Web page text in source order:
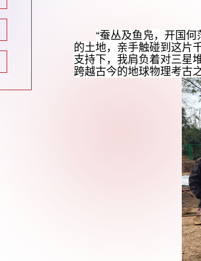
“蚕丛及鱼凫，开国
的土地，亲手触碰到这片
支持下，我肩负着对三星
跨越古今的地球物理考古之